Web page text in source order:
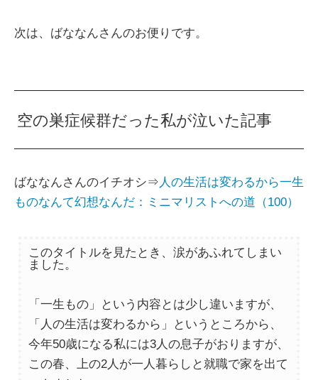
次は、ばななんさんのお便りです。
空の巣症候群だった私が泣いた記事
ばななんさんのイチオシ⇒ 人の生活は変わるから一生
ものなんて幻想なんだ：ミニマリストへの道（100）
このタイトルを見たとき、涙があふれてしまい
ました。
「一生もの」という内容とは少し違いますが、
「人の生活は変わるから」というところから、
今年50歳になる私には3人の息子がおりますが、
この春、上の2人が一人暮らしと就職で家を出て